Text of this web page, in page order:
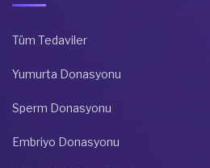
Tüm Tedaviler
Yumurta Donasyonu
Sperm Donasyonu
Embriyo Donasyonu